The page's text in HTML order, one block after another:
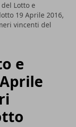
Lotto e
19 Aprile 2016,
vincenti del
e